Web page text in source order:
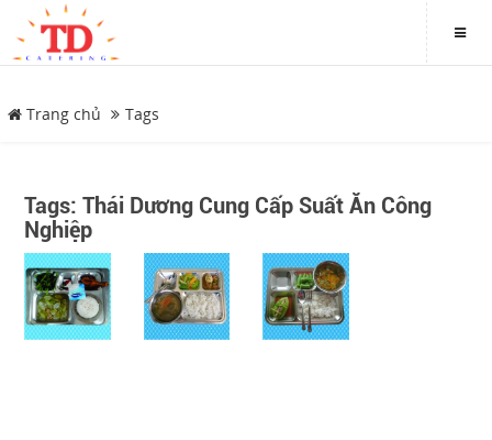
Trang chủ Tags
Tags: Thái Dương Cung Cấp Suất Ăn Công
NghiệpTrang chủ
Giới thiệu
Thực đơn